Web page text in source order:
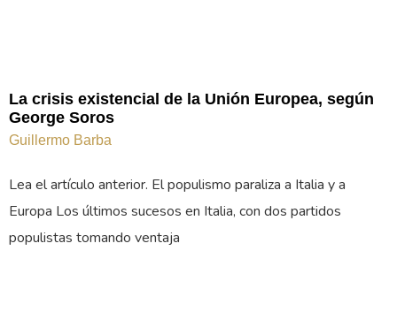
La crisis existencial de la Unión Europea, según
George Soros
Guillermo Barba
Lea el artículo anterior. El populismo paraliza a Italia y a
Europa Los últimos sucesos en Italia, con dos partidos
populistas tomando ventaja